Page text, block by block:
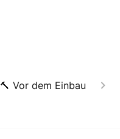
🔨 Vor dem Einbau